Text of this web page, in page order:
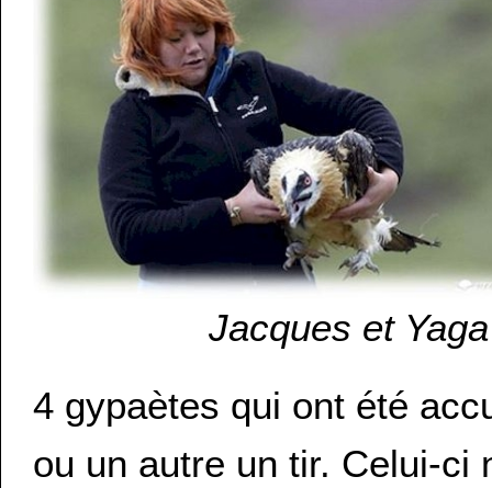
Jacques et
4 gypaètes qui ont été
ou un autre un tir. Celui-ci